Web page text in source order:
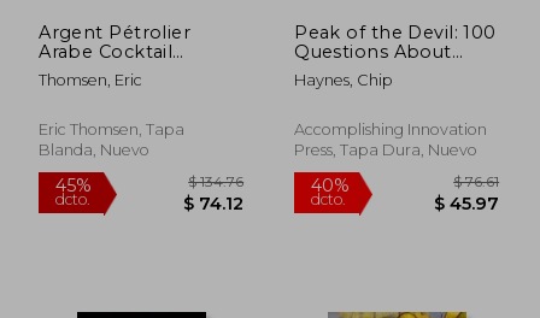
Argent Pétrolier
Arabe Cocktail
Toxique (en Inglés)
Thomsen, Eric
Eric Thomsen, Tapa
Blanda, Nuevo
Peak of the Devil: 100
Questions About
Peak Oil Answered
(en Inglés)
Haynes, Chip
Accomplishing Innovation
Press, Tapa Dura, Nuevo